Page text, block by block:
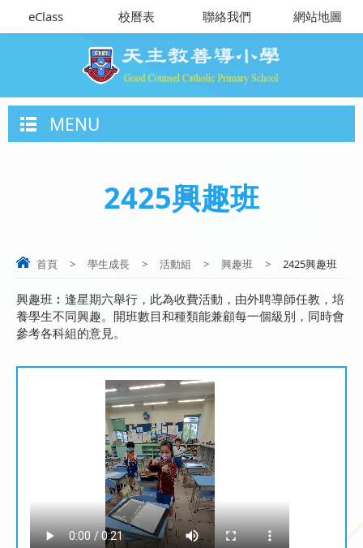
eClass 校曆表 聯絡我們 網站地圖
MENU
2425興趣班
首頁 > 學生成長 > 活動組 > 興趣班 > 2425興趣班
興趣班︰逢星期六舉行，此為收費活動，由外聘導師任教，培
養學生不同興趣。開班數目和種類能兼顧每一個級別，同時會
參考各科組的意見。